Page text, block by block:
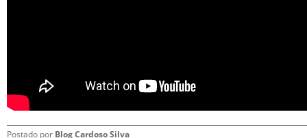
Postado por Blog Cardoso Silva